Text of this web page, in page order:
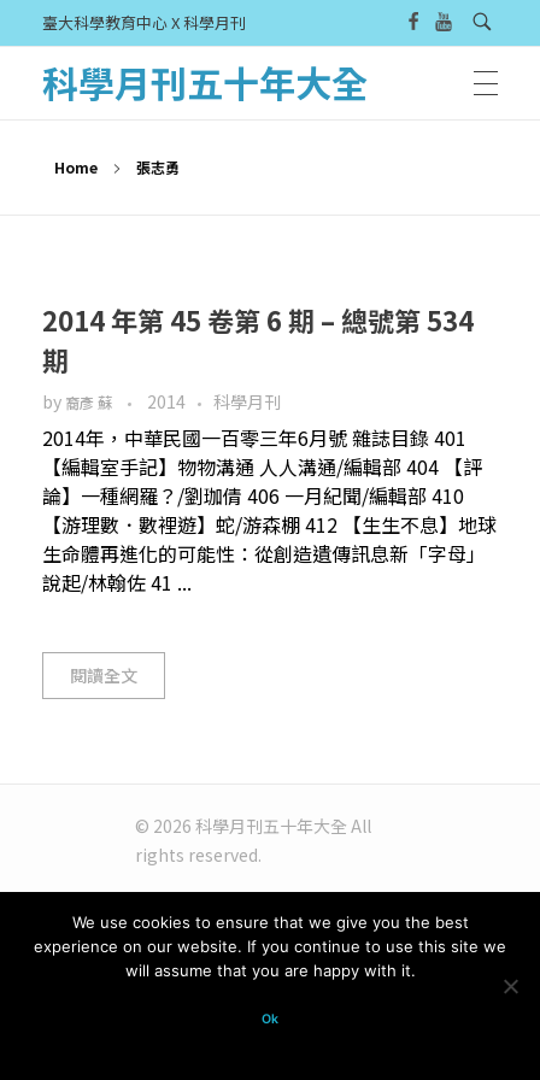
臺大科學教育中心 X 科學月刊
科學月刊五十年大全
Home 張志勇
2014 年第 45 卷第 6 期 – 總號第 534
期
by 裔彥 蘇 2014 科學月刊
2014年，中華民國一百零三年6月號 雜誌目錄 401
【編輯室手記】物物溝通 人人溝通/編輯部 404 【評
論】一種網羅？/劉珈倩 406 一月紀聞/編輯部 410
【游理數．數裡遊】蛇/游森棚 412 【生生不息】地球
生命體再進化的可能性：從創造遺傳訊息新「字母」
說起/林翰佐 41 ...
閱讀全文
© 2026 科學月刊五十年大全 All
rights reserved.
We use cookies to ensure that we give you the best
experience on our website. If you continue to use this site we
will assume that you are happy with it.
Ok